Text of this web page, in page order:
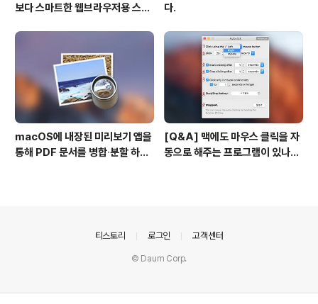
보다 스마트한 웹브라우저용 스타
다.
macOS에 내장된 미리보기 앱을
통해 PDF 문서를 병합∙분할 하는
[Q&A] 맥에도 마우스 클릭을 자
동으로 해주는 프로그램이 있나
티스토리 로그인 고객센터
© Daum Corp.